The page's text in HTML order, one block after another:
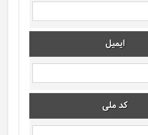
ایمیل
کد ملی